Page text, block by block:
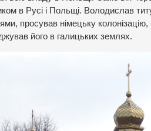
в Русі і Польщі. Володислав
просував німецьку
його в галицьких землях.